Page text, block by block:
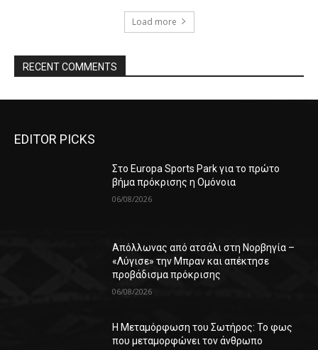
Load more
RECENT COMMENTS
EDITOR PICKS
Στο Europa Sports Park για το πρώτο
βήμα πρόκρισης η Ομόνοια
06/08/2026
Απόλλωνας από ατσάλι στη Νορβηγία –
«Λύγισε» την Μπραν και απέκτησε
προβάδισμα πρόκρισης
06/08/2026
Η Μεταμόρφωση του Σωτήρος: Το φως
που μεταμορφώνει τον άνθρωπο